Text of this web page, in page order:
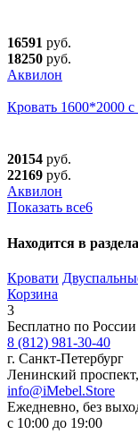
16591 руб.
18250 руб.
Аквилон
Кровать 1600*2000
20154 руб.
22169 руб.
Аквилон
Показать все6
Находится в
Кровати
Корзина
3
Бесплатно по России
8 (812) 981-30-40
г. Санкт-Петербург
Ленинский
info@iMebel.Store
Ежедневно, без
с 10:00 до 19:00